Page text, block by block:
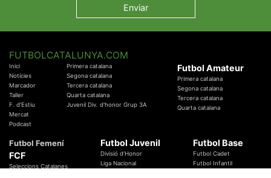
FUTBOLCATALUNYA.COM
Inici
Notícies
Marcador
Taller
F. d'Estiu
Mercat
Podcast
Primera catalana
Segona catalana
Tercera catalana
Quarta catalana
Juvenil Div. d'honor Grup 3A
Futbol Amateur
Primera catalana
Segona catalana
Tercera catalana
Quarta catalana
Futbol Femení
FCF
Seleccions Catalanes
Futbol Juvenil
Divisió d'Honor
Liga Nacional
Futbol Base
Futbol Cadet
Futbol Infantil